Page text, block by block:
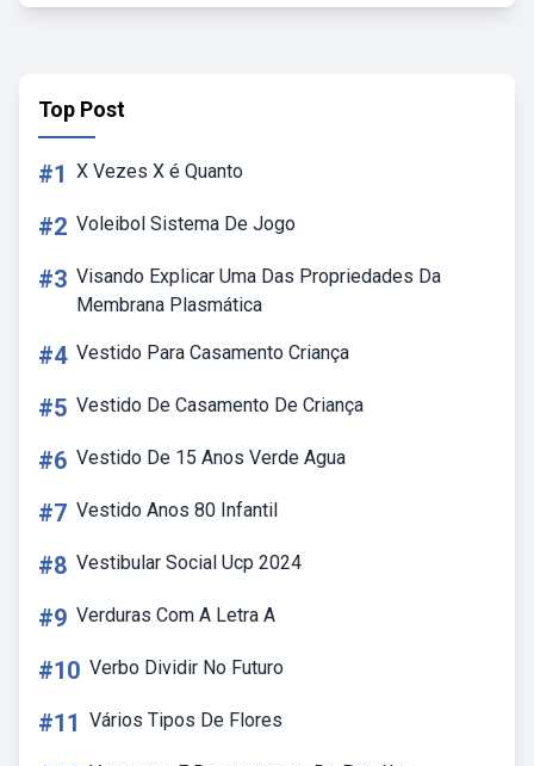
Top Post
#1 X Vezes X é Quanto
#2 Voleibol Sistema De Jogo
#3 Visando Explicar Uma Das Propriedades Da
Membrana Plasmática
#4 Vestido Para Casamento Criança
#5 Vestido De Casamento De Criança
#6 Vestido De 15 Anos Verde Agua
#7 Vestido Anos 80 Infantil
#8 Vestibular Social Ucp 2024
#9 Verduras Com A Letra A
#10 Verbo Dividir No Futuro
#11 Vários Tipos De Flores